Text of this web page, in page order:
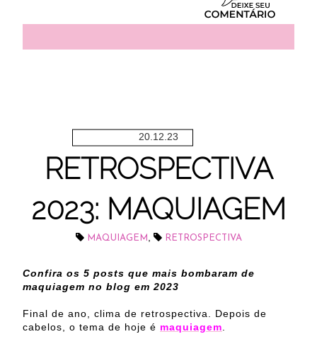
20.12.23
RETROSPECTIVA
2023: MAQUIAGEM
MAQUIAGEM , RETROSPECTIVA
Confira os 5 posts que mais bombaram de
maquiagem no blog em 2023
Final de ano, clima de retrospectiva. Depois de
cabelos, o tema de hoje é maquiagem.